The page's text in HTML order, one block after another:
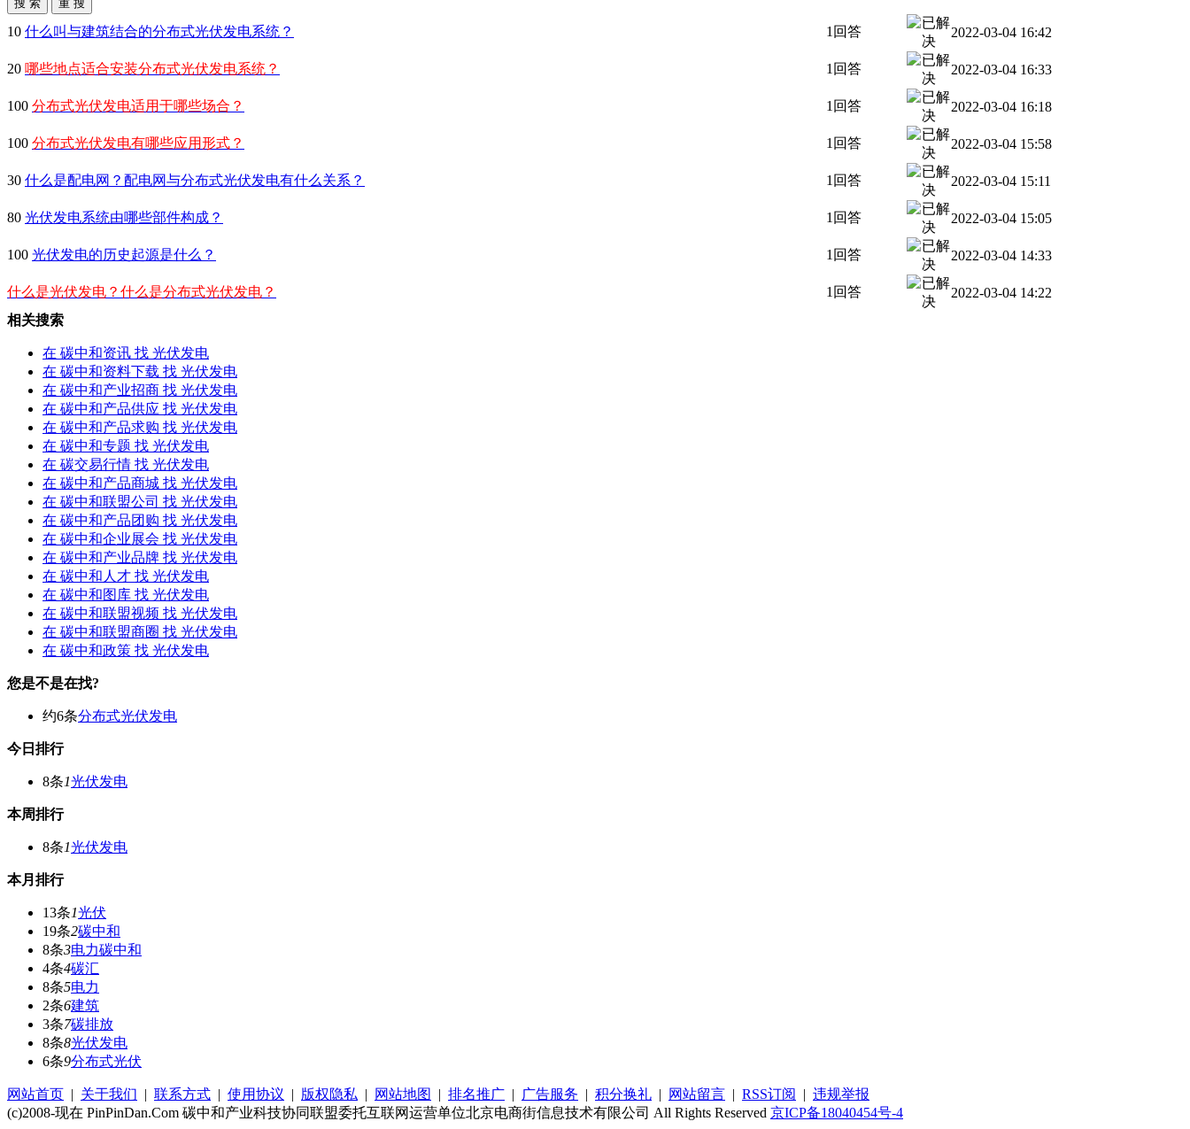
10 什么叫与建筑结合的分布式光伏发电系统？ 1回答 2022-03-04 16:42
20 哪些地点适合安装分布式光伏发电系统？ 1回答 2022-03-04 16:33
100 分布式光伏发电适用于哪些场合？ 1回答 2022-03-04 16:18
100 分布式光伏发电有哪些应用形式？ 1回答 2022-03-04 15:58
30 什么是配电网？配电网与分布式光伏发电有什么关系？ 1回答 2022-03-04 15:11
80 光伏发电系统由哪些部件构成？ 1回答 2022-03-04 15:05
100 光伏发电的历史起源是什么？ 1回答 2022-03-04 14:33
什么是光伏发电 ？什么是分布式光伏发电 ？ 1回答
2022-03-04 14:22
相关搜索
在 碳中和资讯 找 光伏发电
在 碳中和资料下载 找 光伏发电
在 碳中和产业招商 找 光伏发电
在 碳中和产品供应 找 光伏发电
在 碳中和产品求购 找 光伏发电
在 碳中和专题 找 光伏发电
在 碳交易行情 找 光伏发电
在 碳中和产品商城 找 光伏发电
在 碳中和联盟公司 找 光伏发电
在 碳中和产品团购 找 光伏发电
在 碳中和企业展会 找 光伏发电
在 碳中和产业品牌 找 光伏发电
在 碳中和人才 找 光伏发电
在 碳中和图库 找 光伏发电
在 碳中和联盟视频 找 光伏发电
在 碳中和联盟商圈 找 光伏发电
在 碳中和政策 找 光伏发电
您是不是在找?
约6条分布式光伏发电
今日排行
8条1光伏发电
本周排行
8条1光伏发电
本月排行
13条1光伏
19条2碳中和
8条3电力碳中和
4条4碳汇
8条5电力
2条6建筑
3条7碳排放
8条8光伏发电
6条9分布式光伏
网站首页 | 关于我们 | 联系方式 | 使用协议 | 版权隐私 | 网站地图 | 排名推广 | 广告服务 | 积分换礼 | 网站留言 | RSS订阅 | 违规举报
(c)2008-现在 PinPinDan.Com 碳中和产业科技协同联盟委托互联网运营单位北京电商街信息技术有限公司 All Rights Reserved 京ICP备18040454号-4